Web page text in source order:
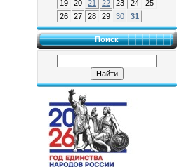
19
20 21 22 23 24
25
26
27 28 29 30 31
Поиск